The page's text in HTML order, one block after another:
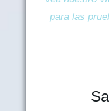
para las